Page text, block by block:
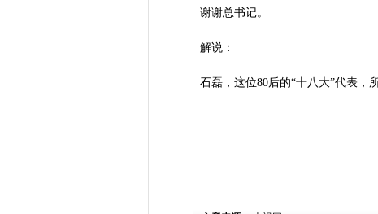
谢谢总书记。
解说：
石磊，这位80后的“十八大”代表，